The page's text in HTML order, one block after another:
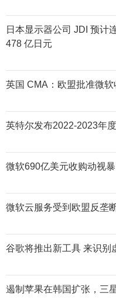
日本显示器公司 JDI 预计
478 亿日元
英国 CMA：欧盟批准微
英特尔发布2022-2023年
微软690亿美元收购动视
微软云服务受到欧盟反垄
谷歌将推出新工具 来识别
遏制苹果在韩国扩张，三